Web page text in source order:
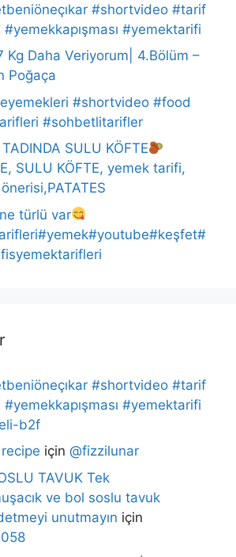
#shortvideo #tarif
#yemektarifi
Kg Daha Veriyorum| 4.Bölüm –
Poğaça
#shortvideo #food
#sohbetlitarifler
SULU KÖFTE
SULU KÖFTE, yemek tarifi,
türlü var
#shortvideo #tarif
#yemektarifi
b2f
için @fizzilunar
TAVUK Tek
ve bol soslu tavuk
unutmayın için